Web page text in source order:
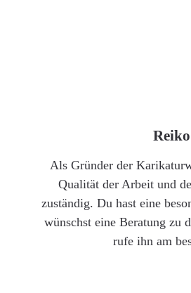
Reiko
Als Gründer der
Qualität der Arbeit und
zuständig. Du hast eine
wünschst eine Beratung zu
rufe ihn am